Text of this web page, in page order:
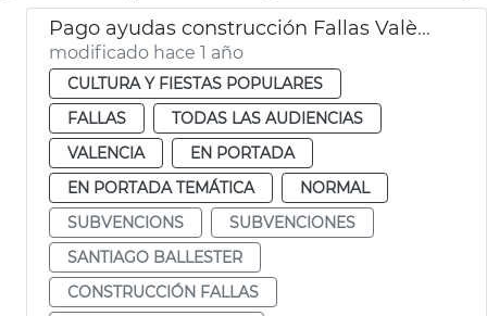
Pago ayudas construcción Fallas València
modificado hace 1 año
CULTURA Y FIESTAS POPULARES
FALLAS
TODAS LAS AUDIENCIAS
VALENCIA
EN PORTADA
EN PORTADA TEMÁTICA
NORMAL
SUBVENCIONS
SUBVENCIONES
SANTIAGO BALLESTER
CONSTRUCCIÓN FALLAS